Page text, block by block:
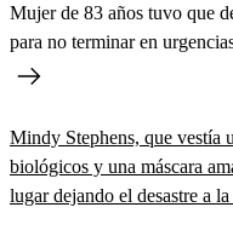
Mujer de 83 años tuvo que
para no terminar en
Mindy Stephens, que vestía
biológicos y una máscara
lugar dejando el desastre a